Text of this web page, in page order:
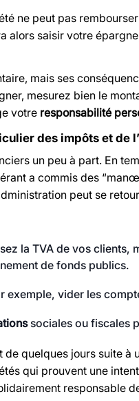
ne peut pas
alors saisir votre
mais ses
mesurez bien le
votre responsabilité
des impôts et de
un peu à part. En
a commis des
peut se
la TVA de vos clients,
de fonds publics.
exemple, vider les
sociales ou fiscales
quelques jours suite
qui prouvent une
responsable